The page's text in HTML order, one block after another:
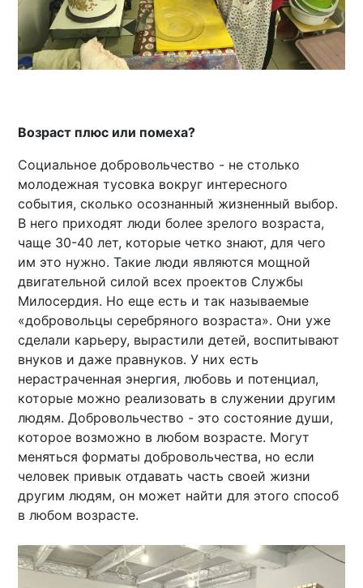
Возраст плюс или помеха?
Социальное добровольчество - не столько
молодежная тусовка вокруг интересного
события, сколько осознанный жизненный выбор.
В него приходят люди более зрелого возраста,
чаще 30-40 лет, которые четко знают, для чего
им это нужно. Такие люди являются мощной
двигательной силой всех проектов Службы
Милосердия. Но еще есть и так называемые
«добровольцы серебряного возраста». Они уже
сделали карьеру, вырастили детей, воспитывают
внуков и даже правнуков. У них есть
нерастраченная энергия, любовь и потенциал,
которые можно реализовать в служении другим
людям. Добровольчество - это состояние души,
которое возможно в любом возрасте. Могут
меняться форматы добровольчества, но если
человек привык отдавать часть своей жизни
другим людям, он может найти для этого способ
в любом возрасте.